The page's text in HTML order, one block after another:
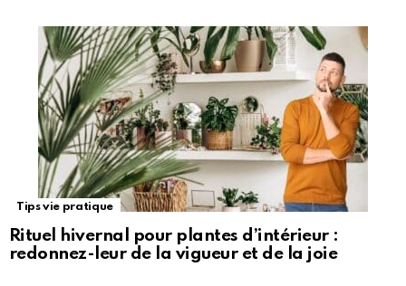
Tips vie pratique
Rituel hivernal pour plantes d’intérieur :
redonnez-leur de la vigueur et de la joie